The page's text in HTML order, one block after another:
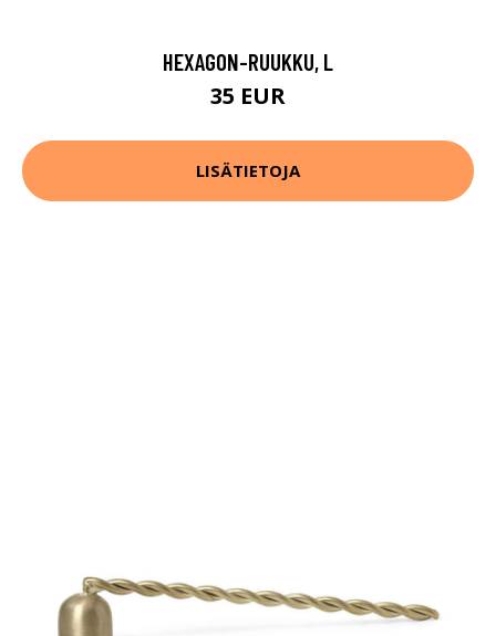
HEXAGON-RUUKKU, L
35 EUR
LISÄTIETOJA